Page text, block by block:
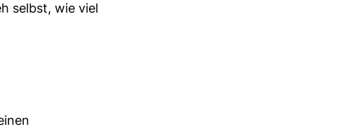
selbst, wie viel